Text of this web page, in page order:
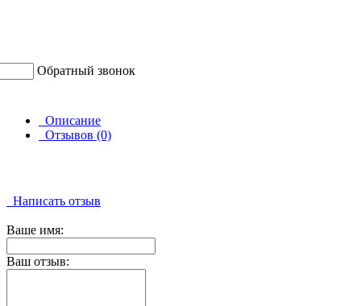
Обратный звонок
Описание
Отзывов (0)
Написать отзыв
Ваше имя:
Ваш отзыв: